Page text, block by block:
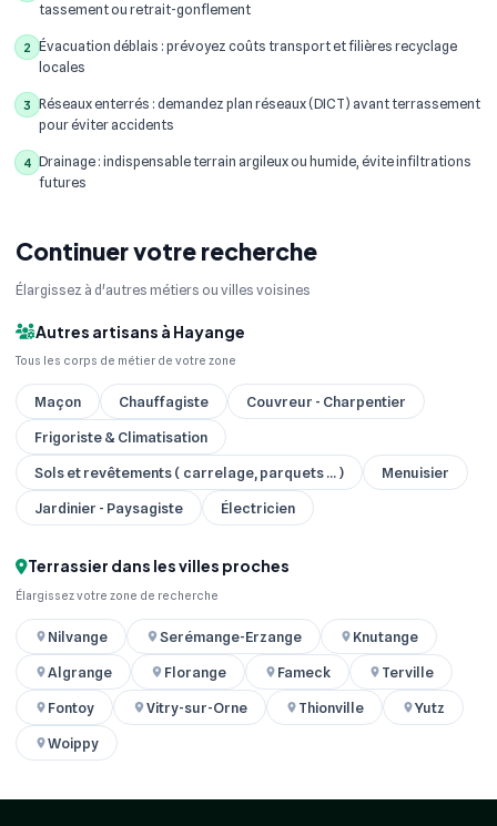
tassement ou retrait-gonflement
2
Évacuation déblais : prévoyez coûts transport et filières recyclage
locales
3
Réseaux enterrés : demandez plan réseaux (DICT) avant terrassement
pour éviter accidents
4 Drainage : indispensable terrain argileux ou humide, évite infiltrations
futures
Continuer votre recherche
Élargissez à d'autres métiers ou villes voisines
Autres artisans à Hayange
Tous les corps de métier de votre zone
Maçon Chauffagiste
Couvreur - Charpentier
Frigoriste & Climatisation
Sols et revêtements ( carrelage, parquets ... )
Menuisier
Jardinier - Paysagiste
Électricien
Terrassier dans les villes proches
Élargissez votre zone de recherche
Nilvange Serémange-Erzange
Knutange
Algrange
Florange Fameck
Terville
Fontoy
Vitry-sur-Orne Thionville
Yutz
Woippy